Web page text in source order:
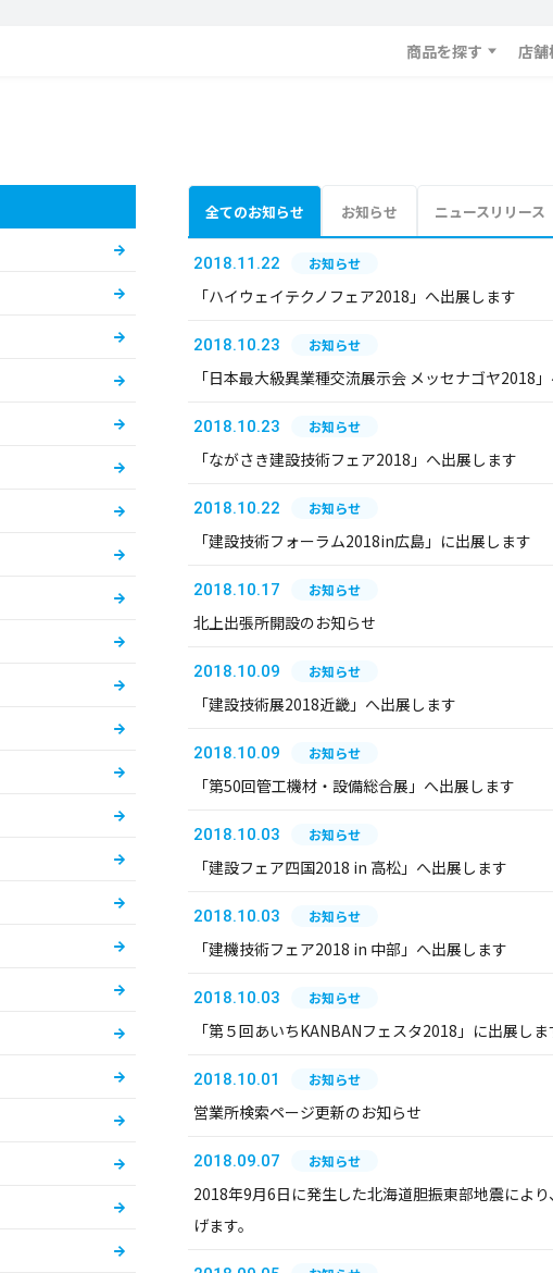
商品を探す 店舗
全てのお知らせ お知らせ ニュースリリース
2018.11.22 お知らせ
「ハイウェイテクノフェア2018」へ出展します
2018.10.23 お知らせ
「日本最大級異業種交流展示会 メッセナゴヤ2018
2018.10.23 お知らせ
「ながさき建設技術フェア2018」へ出展します
2018.10.22 お知らせ
「建設技術フォーラム2018in広島」に出展します
2018.10.17 お知らせ
北上出張所開設のお知らせ
2018.10.09 お知らせ
「建設技術展2018近畿」へ出展します
2018.10.09 お知らせ
「第50回管工機材・設備総合展」へ出展します
2018.10.03 お知らせ
「建設フェア四国2018 in 高松」へ出展します
2018.10.03 お知らせ
「建機技術フェア2018 in 中部」へ出展します
2018.10.03 お知らせ
「第５回あいちKANBANフェスタ2018」に出展しま
2018.10.01 お知らせ
営業所検索ページ更新のお知らせ
2018.09.07 お知らせ
2018年9月6日に発生した北海道胆振東部地震によ
げます。